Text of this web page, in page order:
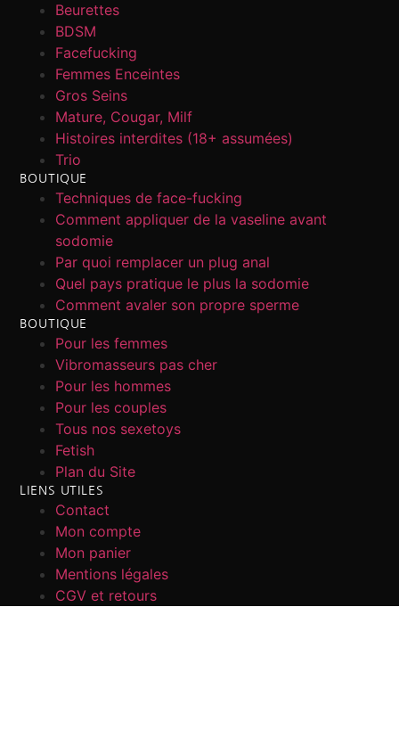
Beurettes
BDSM
Facefucking
Femmes Enceintes
Gros Seins
Mature, Cougar, Milf
Histoires interdites (18+ assumées)
Trio
BOUTIQUE
Techniques de face-fucking
Comment appliquer de la vaseline avant
sodomie
Par quoi remplacer un plug anal
Quel pays pratique le plus la sodomie
Comment avaler son propre sperme
BOUTIQUE
Pour les femmes
Vibromasseurs pas cher
Pour les hommes
Pour les couples
Tous nos sexetoys
Fetish
Plan du Site
LIENS UTILES
Contact
Mon compte
Mon panier
Mentions légales
CGV et retours